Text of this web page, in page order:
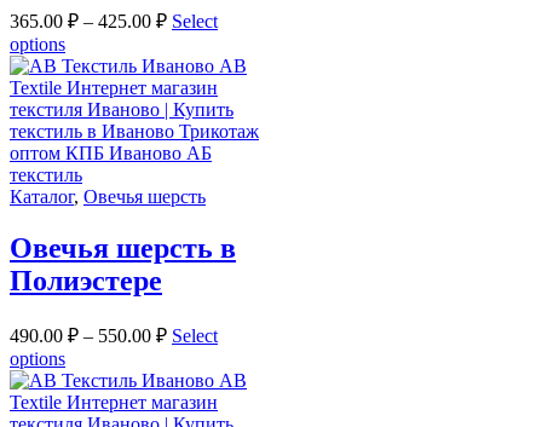
365.00 ₽ – 425.00 ₽ Select
options
Каталог, Овечья шерсть
Овечья шерсть в
Полиэстере
490.00 ₽ – 550.00 ₽ Select
options